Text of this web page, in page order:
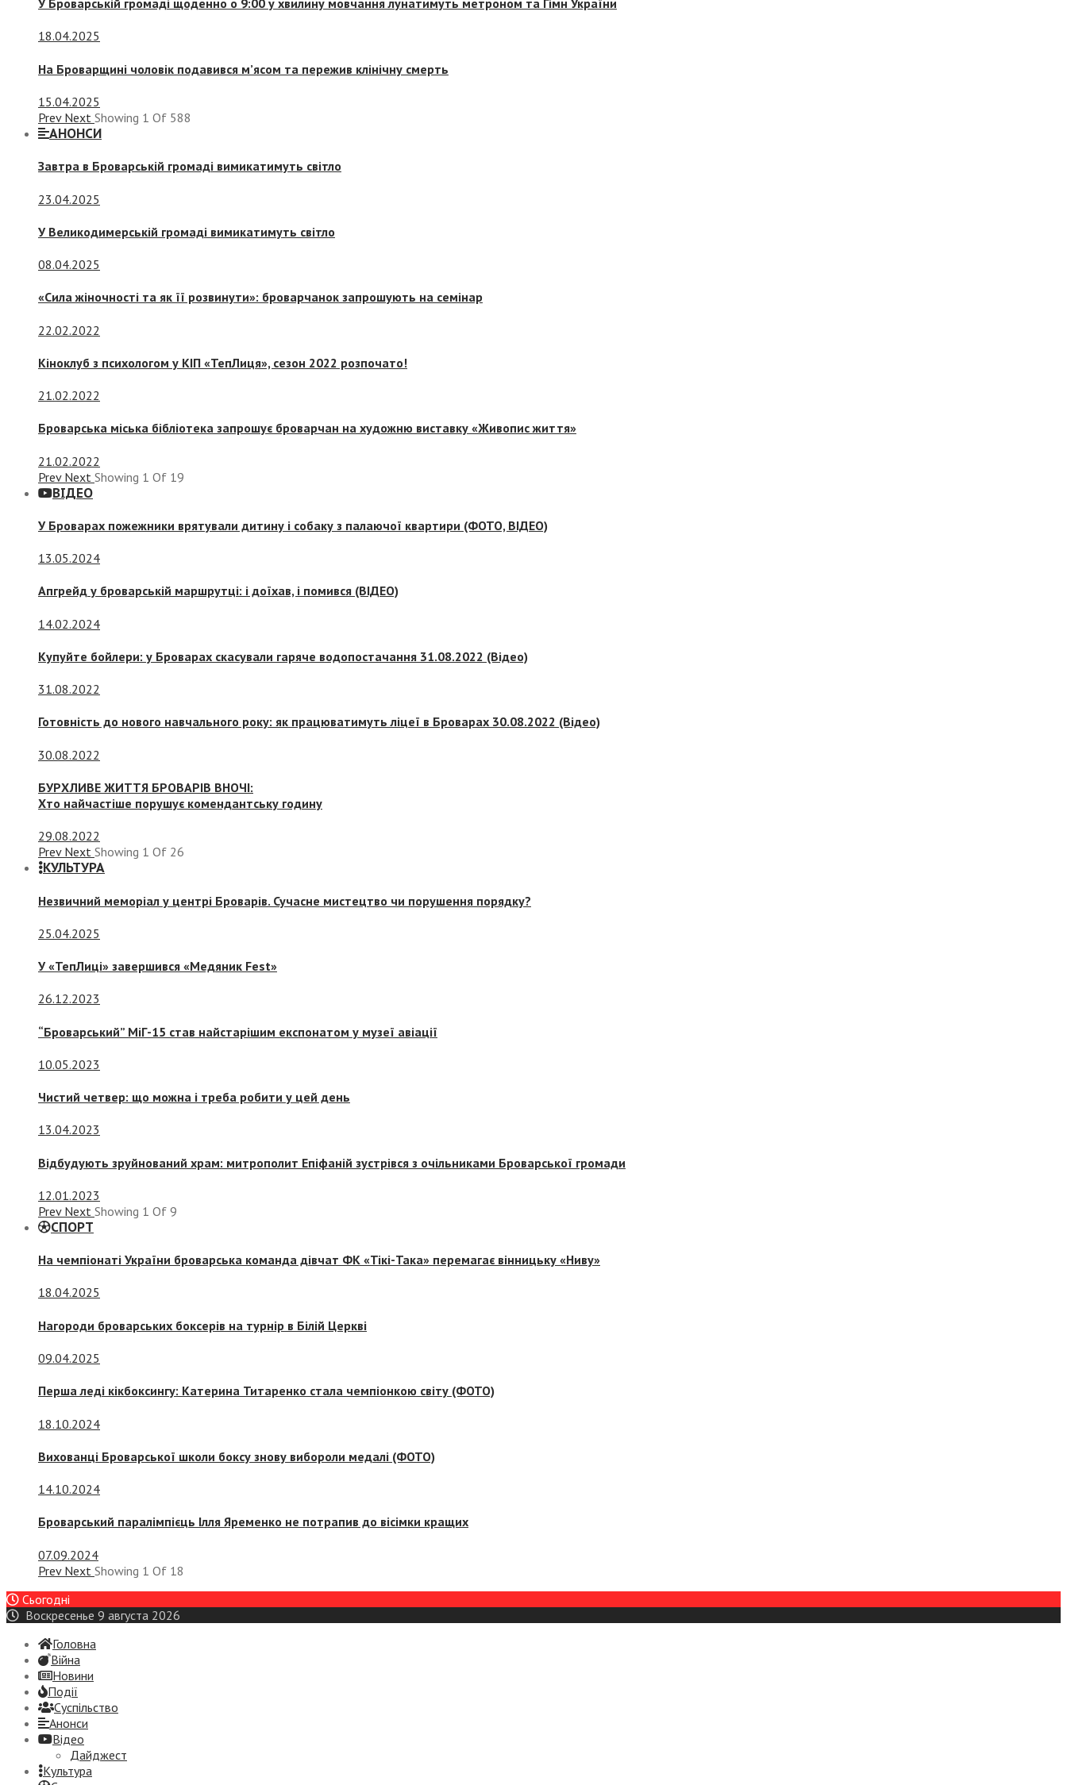
У Броварській громаді щоденно о 9:00 у хвилину мовчання лунатимуть метроном та Гімн України
18.04.2025
На Броварщині чоловік подавився м’ясом та пережив клінічну смерть
15.04.2025
Prev Next Showing 1 Of 588
АНОНСИ
Завтра в Броварській громаді вимикатимуть світло
23.04.2025
У Великодимерській громаді вимикатимуть світло
08.04.2025
«Сила жіночності та як її розвинути»: броварчанок запрошують на семінар
22.02.2022
Кіноклуб з психологом у КІП «ТепЛиця», сезон 2022 розпочато!
21.02.2022
Броварська міська бібліотека запрошує броварчан на художню виставку «Живопис життя»
21.02.2022
Prev Next Showing 1 Of 19
ВІДЕО
У Броварах пожежники врятували дитину і собаку з палаючої квартири (ФОТО, ВІДЕО)
13.05.2024
Апгрейд у броварській маршрутці: і доїхав, і помився (ВІДЕО)
14.02.2024
Купуйте бойлери: у Броварах скасували гаряче водопостачання 31.08.2022 (Відео)
31.08.2022
Готовність до нового навчального року: як працюватимуть ліцеї в Броварах 30.08.2022 (Відео)
30.08.2022
БУРХЛИВЕ ЖИТТЯ БРОВАРІВ ВНОЧІ:
Хто найчастіше порушує комендантську годину
29.08.2022
Prev Next Showing 1 Of 26
КУЛЬТУРА
Незвичний меморіал у центрі Броварів. Сучасне мистецтво чи порушення порядку?
25.04.2025
У «ТепЛиці» завершився «Медяник Fest»
26.12.2023
“Броварський” МіГ-15 став найстарішим експонатом у музеї авіації
10.05.2023
Чистий четвер: що можна і треба робити у цей день
13.04.2023
Відбудують зруйнований храм: митрополит Епіфаній зустрівся з очільниками Броварської громади
12.01.2023
Prev Next Showing 1 Of 9
СПОРТ
На чемпіонаті України броварська команда дівчат ФК «Тікі-Така» перемагає вінницьку «Ниву»
18.04.2025
Нагороди броварських боксерів на турнір в Білій Церкві
09.04.2025
Перша леді кікбоксингу: Катерина Титаренко стала чемпіонкою світу (ФОТО)
18.10.2024
Вихованці Броварської школи боксу знову вибороли медалі (ФОТО)
14.10.2024
Броварський паралімпієць Ілля Яременко не потрапив до вісімки кращих
07.09.2024
Prev Next Showing 1 Of 18
Сьогодні
Воскресенье 9 августа 2026
Головна
Війна
Новини
Події
Суспiльство
Анонси
Відео
Дайджест
Культура